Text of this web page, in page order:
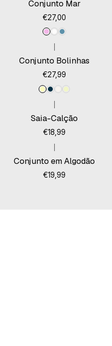
Conjunto Mar
€27,00
Conjunto Bolinhas
€27,99
Saia-Calção
€18,99
Conjunto em Algodão
€19,99